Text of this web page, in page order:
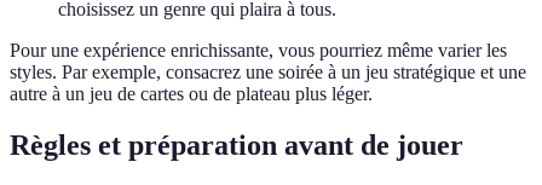
choisissez un genre qui plaira à tous.
Pour une expérience enrichissante, vous pourriez même varier les
styles. Par exemple, consacrez une soirée à un jeu stratégique et une
autre à un jeu de cartes ou de plateau plus léger.
Règles et préparation avant de jouer